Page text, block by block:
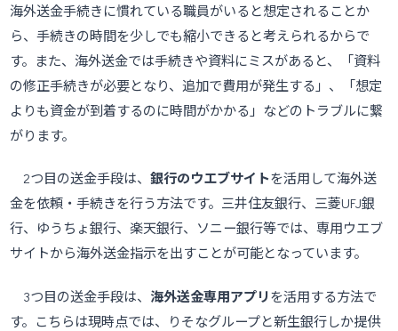
海外送金手続きに慣れている職員がいると想定されることか
ら、手続きの時間を少しでも縮小できると考えられるからで
す。また、海外送金では手続きや資料にミスがあると、「資料
の修正手続きが必要となり、追加で費用が発生する」、「想定
よりも資金が到着するのに時間がかかる」などのトラブルに繋
がります。
2つ目の送金手段は、銀行のウエブサイトを活用して海外送
金を依頼・手続きを行う方法です。三井住友銀行、三菱UFJ銀
行、ゆうちょ銀行、楽天銀行、ソニー銀行等では、専用ウエブ
サイトから海外送金指示を出すことが可能となっています。
3つ目の送金手段は、 海外送金専用アプリを活用する方法で
す。こちらは現時点では、りそなグループと新生銀行しか提供